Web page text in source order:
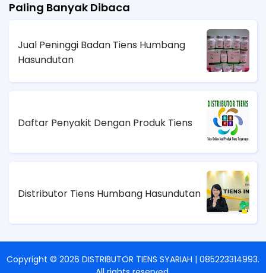
Paling Banyak Dibaca
Jual Peninggi Badan Tiens Humbang
Hasundutan
Daftar Penyakit Dengan Produk Tiens
Distributor Tiens Humbang Hasundutan
Copyright © 2026 DISTRIBUTOR TIENS SYARIAH | 085223314993.